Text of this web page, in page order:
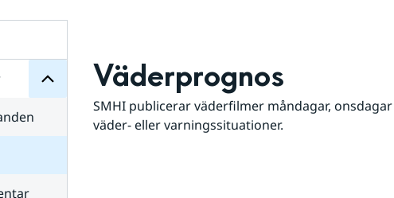
för
Väderprognos
SMHI publicerar väderfilmer måndagar,
väder- eller varningssituationer.